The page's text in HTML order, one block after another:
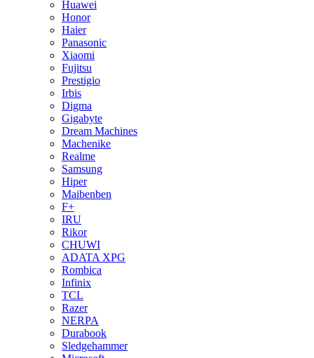
Huawei
Honor
Haier
Panasonic
Xiaomi
Fujitsu
Prestigio
Irbis
Digma
Gigabyte
Dream Machines
Machenike
Realme
Samsung
Hiper
Maibenben
F+
IRU
Rikor
CHUWI
ADATA XPG
Rombica
Infinix
TCL
Razer
NERPA
Durabook
Sledgehammer